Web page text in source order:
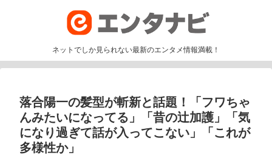
ネットでしか見られない最新のエンタメ情報満載！
落合陽一の髪型が斬新と話題！「フワちゃ
んみたいになってる」「昔の辻加護」「気
になり過ぎて話が入ってこない」「これが
多様性か」